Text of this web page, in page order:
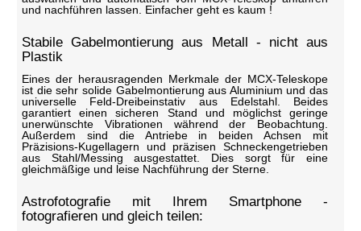
und nachführen lassen. Einfacher geht es kaum !
Stabile Gabelmontierung aus Metall - nicht aus
Plastik
Eines der herausragenden Merkmale der MCX-Teleskope
ist die sehr solide Gabelmontierung aus Aluminium und das
universelle Feld-Dreibeinstativ aus Edelstahl. Beides
garantiert einen sicheren Stand und möglichst geringe
unerwünschte Vibrationen während der Beobachtung.
Außerdem sind die Antriebe in beiden Achsen mit
Präzisions-Kugellagern und präzisen Schneckengetrieben
aus Stahl/Messing ausgestattet. Dies sorgt für eine
gleichmäßige und leise Nachführung der Sterne.
Astrofotografie mit Ihrem Smartphone -
fotografieren und gleich teilen: